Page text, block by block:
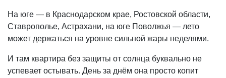
На юге — в Краснодарском крае, Ростовской области,
Ставрополье, Астрахани, на юге Поволжья — лето
может держаться на уровне сильной жары неделями.
И там квартира без защиты от солнца буквально не
успевает остывать. День за днём она просто копит